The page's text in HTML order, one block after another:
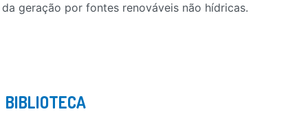
da geração por fontes renováveis não hídricas.
BIBLIOTECA